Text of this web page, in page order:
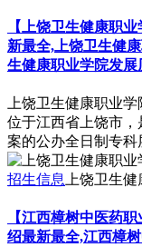
【上饶卫生健康职
新最全,上饶卫生健
生健康职业学院发展
上饶卫生健康职业学
位于江西省上饶市
案的公办全日制专科
招生信息 上饶卫生
【江西樟树中医药
绍最新最全,江西樟